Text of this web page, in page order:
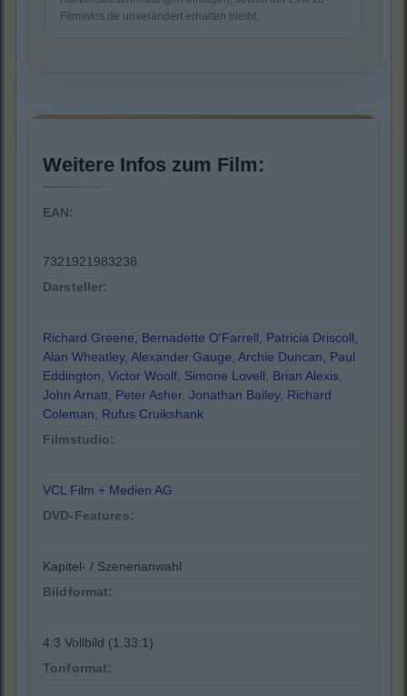
Filminfos.de unverändert erhalten bleibt.
Weitere Infos zum Film:
EAN:
7321921983238
Darsteller:
Richard Greene, Bernadette O'Farrell, Patricia Driscoll,
Alan Wheatley, Alexander Gauge, Archie Duncan, Paul
Eddington, Victor Woolf, Simone Lovell, Brian Alexis,
John Arnatt, Peter Asher, Jonathan Bailey, Richard
Coleman, Rufus Cruikshank
Filmstudio:
VCL Film + Medien AG
DVD-Features:
Kapitel- / Szenenanwahl
Bildformat:
4:3 Vollbild (1.33:1)
Tonformat: